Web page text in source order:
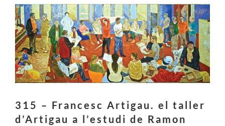
315 – Francesc Artigau. el taller
d’Artigau a l’estudi de Ramon